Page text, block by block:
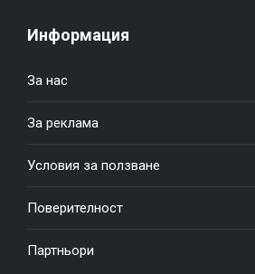
Информация
За нас
За реклама
Условия за ползване
Поверителност
Партньори